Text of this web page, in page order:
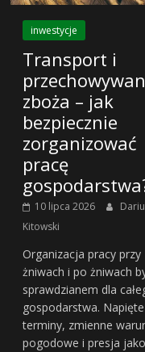
inwestycje
Transport i
zboża – jak
bezpiecznie
zorganizować
pracę
10 lipca 2026
Kitowski
Organizacja pracy przy
żniwach i po żniwach
sprawdzianem dla
gospodarstwa. Napięte
terminy, zmienne
pogodowe i presja